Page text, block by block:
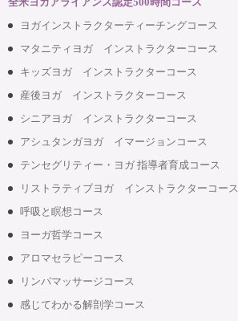
ヨガインストラクターティーチングコース
マタニティヨガ インストラクターコース
キッズヨガ インストラクターコース
産後ヨガ インストラクターコース
シニアヨガ インストラクターコース
アシュタンガヨガ イマージョンコース
テンセグリティー・ヨガ 指導者育成コース
リストラティブヨガ インストラクターコース
呼吸と瞑想コース
ヨーガ哲学コース
アロマセラピーコース
リンパマッサージコース
感じてわかる解剖学コース